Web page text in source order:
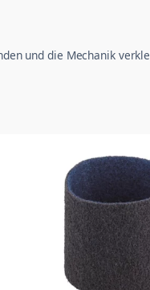
und die Mechanik